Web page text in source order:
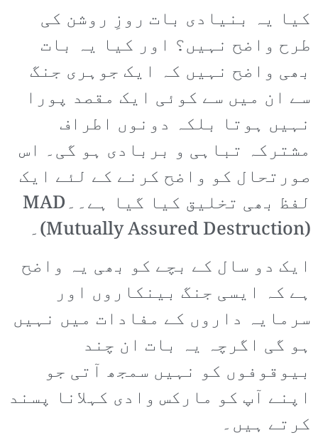
کیا یہ بنیادی بات روزِ روشن کی
طرح واضح نہیں؟ اور کیا یہ بات
بھی واضح نہیں کہ ایک جوہری جنگ
سے ان میں سے کوئی ایک مقصد پورا
نہیں ہوتا بلکہ دونوں اطراف
مشترکہ تباہی و بربادی ہو گی۔ اس
صورتحال کو واضح کرنے کے لئے ایک
لفظ بھی تخلیق کیا گیا ہے۔۔MAD
(Mutually Assured Destruction)۔
ایک دو سال کے بچے کو بھی یہ واضح
ہے کہ ایسی جنگ بینکاروں اور
سرمایہ داروں کے مفادات میں نہیں
ہو گی اگرچہ یہ بات ان چند
بیوقوفوں کو نہیں سمجھ آتی جو
اپنے آپ کو مارکس وادی کہلانا پسند
کرتے ہیں۔